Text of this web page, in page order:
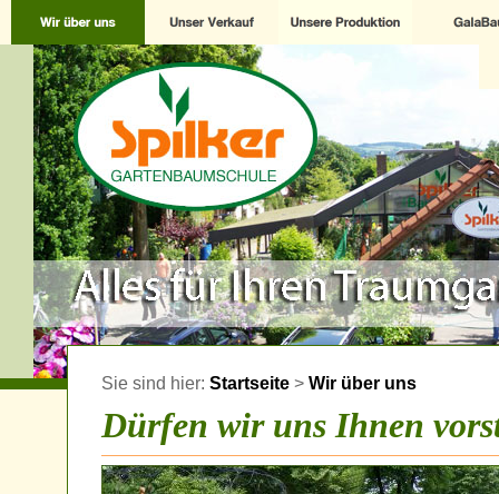
Sie sind hier: Startseite > Wir über uns
Dürfen wir uns Ihnen